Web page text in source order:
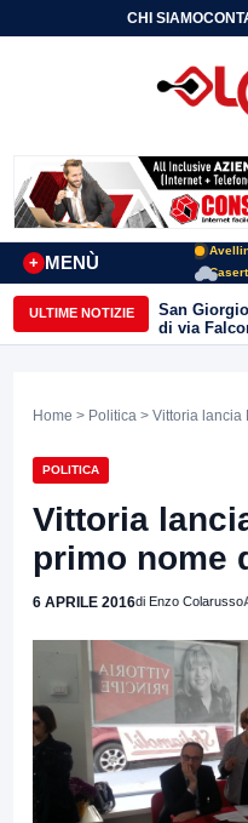
CHI SIAMO
MENÙ
+
ULTIME NOTIZIE
San
di via
Lombardi
Home > Politica > Vittoria lancia
POLITICA
Vittoria
primo nome
6 APRILE 2016di Enzo Colarusso